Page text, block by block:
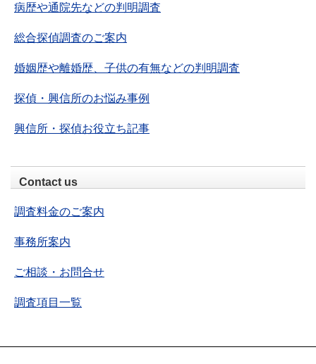
病歴や通院先などの判明調査
総合探偵調査のご案内
婚姻歴や離婚歴、子供の有無などの判明調査
探偵・興信所のお悩み事例
興信所・探偵お役立ち記事
Contact us
調査料金のご案内
事務所案内
ご相談・お問合せ
調査項目一覧